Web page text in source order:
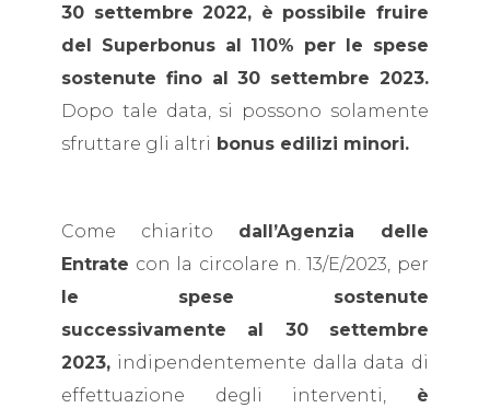
30 settembre 2022, è possibile fruire
del Superbonus al 110% per le spese
sostenute fino al 30 settembre 2023.
Dopo tale data, si possono solamente
sfruttare gli altri bonus edilizi minori.
Come chiarito dall’Agenzia delle
Entrate con la circolare n. 13/E/2023, per
le spese sostenute
successivamente al 30 settembre
2023, indipendentemente dalla data di
effettuazione degli interventi, è